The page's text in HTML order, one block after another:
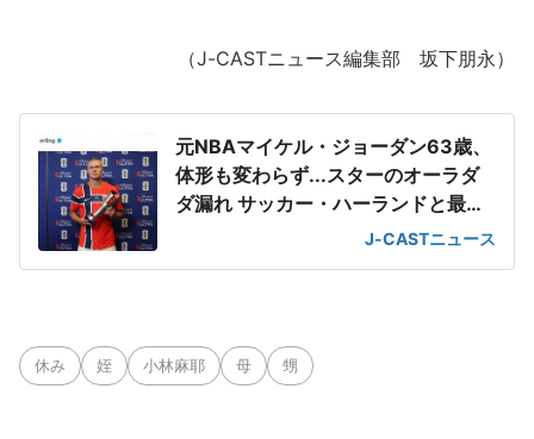
（J-CASTニュース編集部 坂下朋永）
元NBAマイケル・ジョーダン63歳、
体形も変わらず...スターのオーラダ
ダ漏れ サッカー・ハーランドと最強
J-CASTニュース
休み 姪 小林麻耶 母 甥